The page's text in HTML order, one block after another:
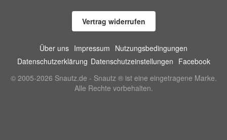
Vertrag widerrufen
Über uns Impressum Nutzungsbedingungen
Datenschutzerklärung Datenschutzeinstellungen Facebook
© 2005-2026 Snautz.de - Snautz ® ist eine eingetragene Marke.
Alle Rechte vorbehalten.